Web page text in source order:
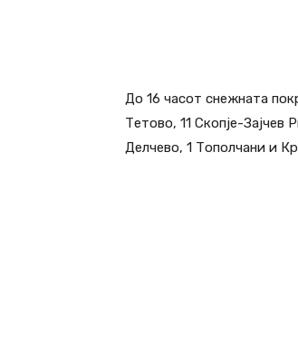
До 16 часот снежната
Тетово, 11 Скопје-
Делчево, 1 Тополчани и